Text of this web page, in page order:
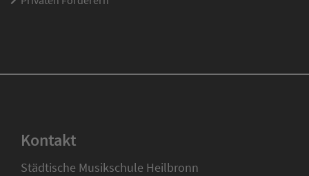
Kontakt
Städtische Musikschule Heilbronn